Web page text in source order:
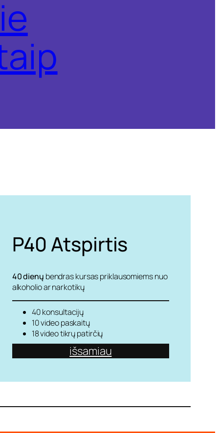
P40 Atspirtis
40 dienų bendras kursas priklausomiems nuo
alkoholio ar narkotikų
40 konsultacijų
10 video paskaitų
18 video tikrų patirčių
išsamiau